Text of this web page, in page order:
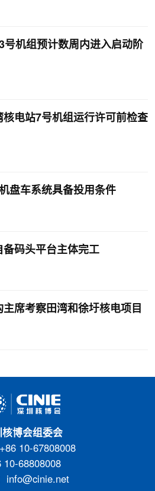
号机组预计数周内进入启动阶
核电站7号机组运行许可前检查
盘车系统具备投用条件
码头平台主体完工
席考察田湾和徐圩核电项目
核博会组委会
10-67808008
10-68808008
info@cinie.net